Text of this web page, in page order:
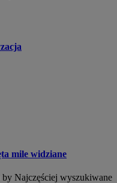
mile widziane
by Najczęściej wyszukiwane